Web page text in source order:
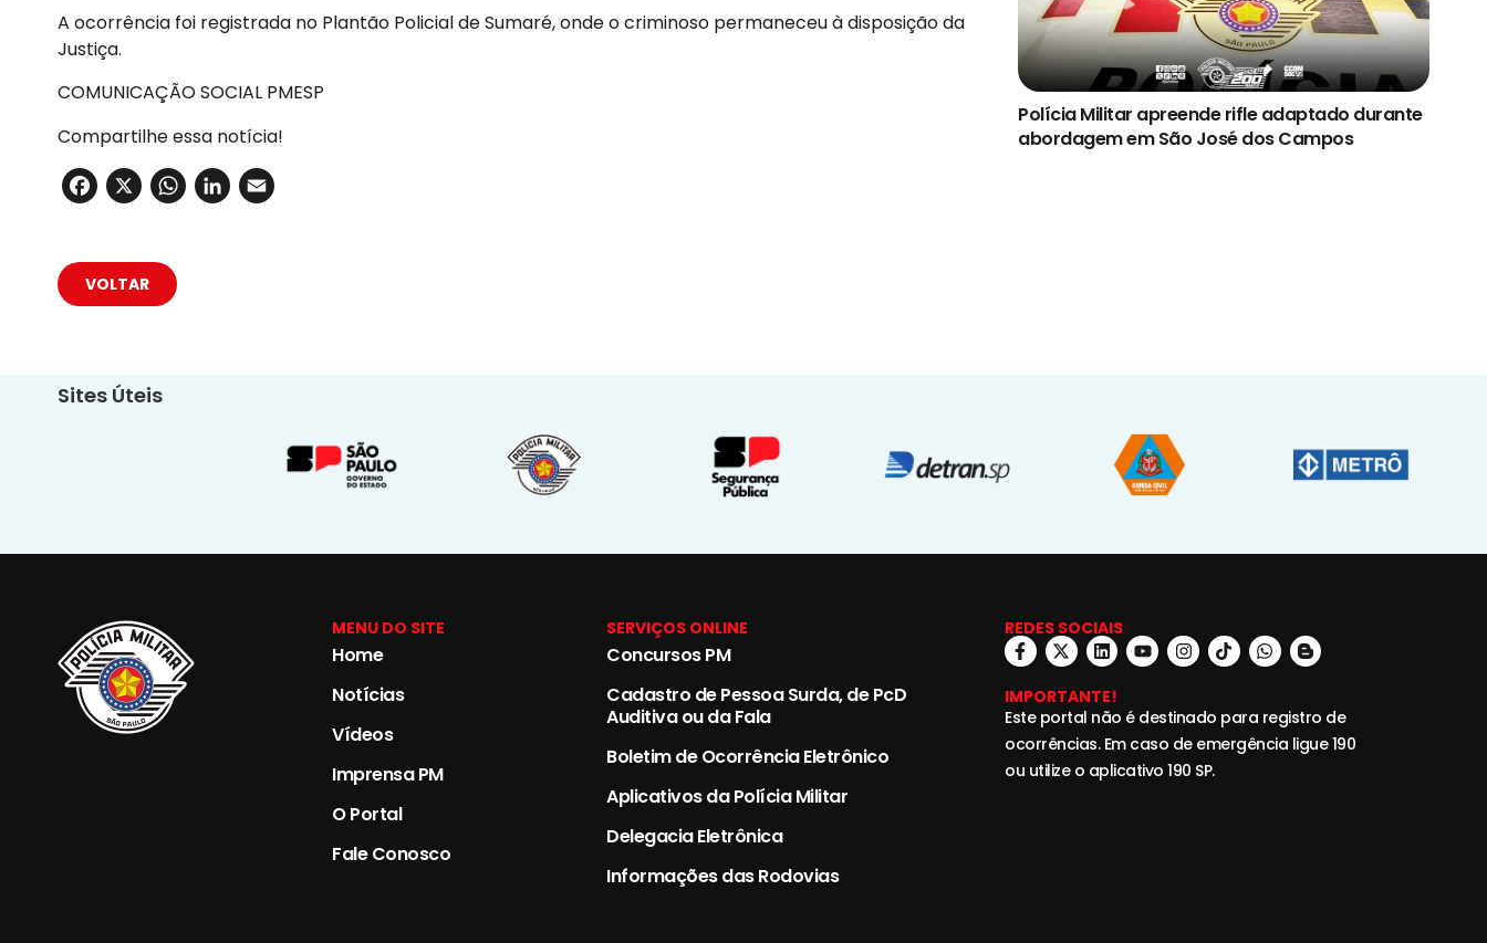
A ocorrência foi registrada no Plantão Policial de Sumaré, onde o criminoso permaneceu à disposição da
Justiça.
COMUNICAÇÃO SOCIAL PMESP
Compartilhe essa notícia!
Facebook
X WhatsApp
LinkedIn
Polícia Militar apreende rifle adaptado durante
abordagem em São José dos Campos
VOLTAR
Sites Úteis
MENU DO SITE
Home
Notícias
Vídeos
Imprensa PM
O Portal
Fale Conosco
SERVIÇOS ONLINE
Concursos PM
Cadastro de Pessoa Surda, de PcD
Auditiva ou da Fala
Boletim de Ocorrência Eletrônico
Aplicativos da Polícia Militar
Delegacia Eletrônica
Informações das Rodovias
REDES SOCIAIS
IMPORTANTE!
Este portal não é destinado para registro de
ocorrências. Em caso de emergência ligue 190
ou utilize o aplicativo 190 SP.